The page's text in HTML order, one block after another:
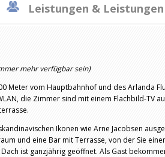
Leistungen & Leistungen
mehr verfügbar sein)
Meter vom Hauptbahnhof und des Arlanda
die Zimmer sind mit einem Flachbild-TV
Ikonen wie Arne Jacobsen
und eine Bar mit Terrasse, von der Sie
ist ganzjährig geöffnet. Als Gast